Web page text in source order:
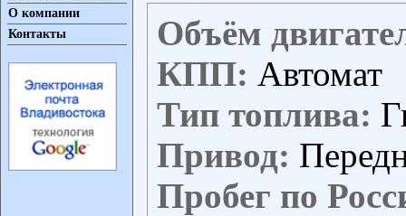
О компании
Контакты
Объём
КПП: Автомат
Тип топлива:
Привод:
Пробег по